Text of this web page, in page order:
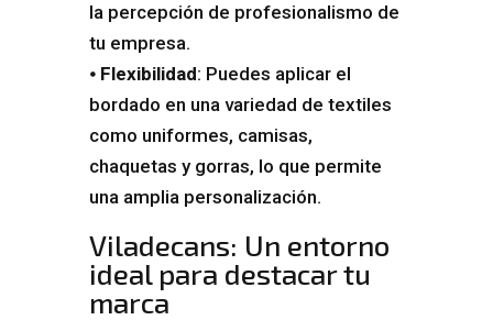
la percepción de profesionalismo de
tu empresa.
⦁ Flexibilidad: Puedes aplicar el
bordado en una variedad de textiles
como uniformes, camisas,
chaquetas y gorras, lo que permite
una amplia personalización.
Viladecans: Un entorno
ideal para destacar tu
marca